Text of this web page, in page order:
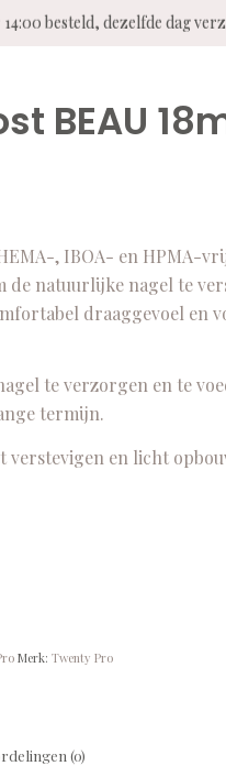
dezelfde dag
BEAU
, IBOA- en HPMA-
de natuurlijke nagel te
draaggevoel en
te verzorgen en te
termijn.
verstevigen en licht
Merk: Twenty Pro
(0)